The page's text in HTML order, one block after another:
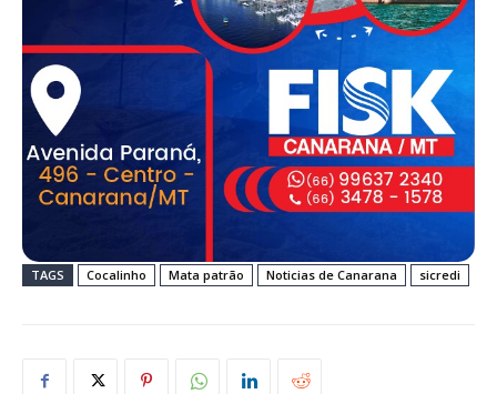
TAGS Cocalinho Mata patrão Noticias de Canarana sicredi